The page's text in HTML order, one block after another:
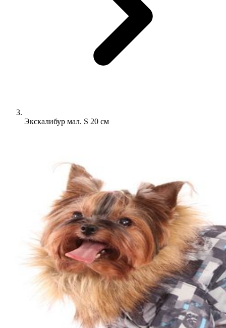
Экскалибур мал. S 20 см